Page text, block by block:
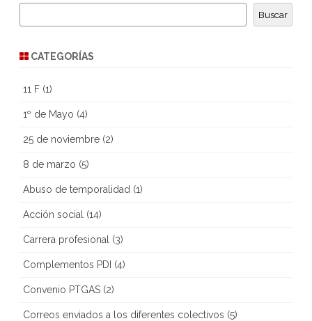
Buscar
CATEGORÍAS
11 F (1)
1º de Mayo (4)
25 de noviembre (2)
8 de marzo (5)
Abuso de temporalidad (1)
Acción social (14)
Carrera profesional (3)
Complementos PDI (4)
Convenio PTGAS (2)
Correos enviados a los diferentes colectivos (5)